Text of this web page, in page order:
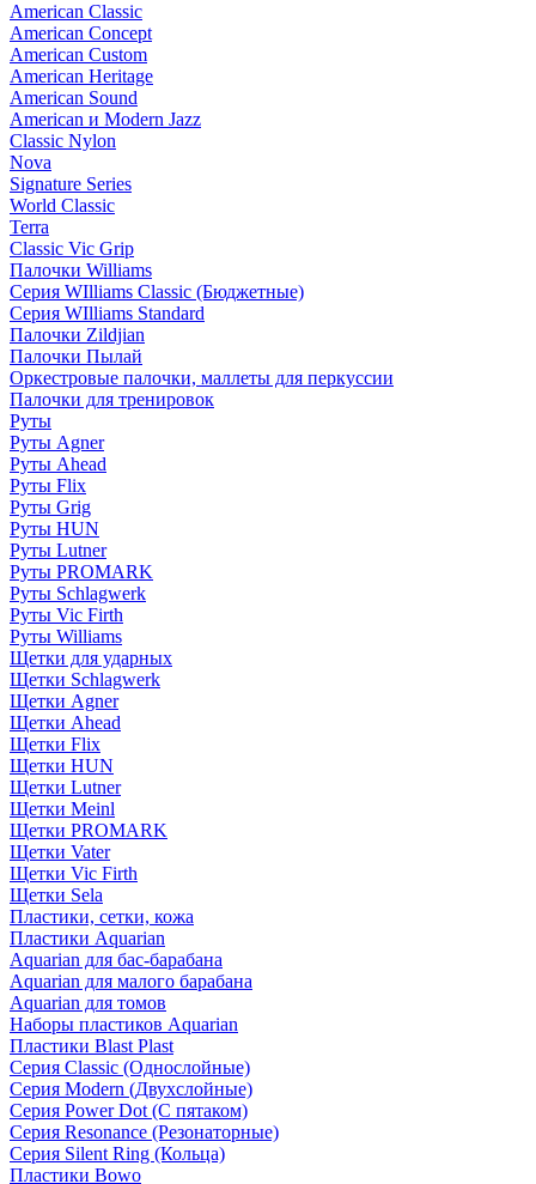
American Classic
American Concept
American Custom
American Heritage
American Sound
American и Modern Jazz
Classic Nylon
Nova
Signature Series
World Classic
Terra
Classic Vic Grip
Палочки Williams
Серия WIlliams Classic (Бюджетные)
Серия WIlliams Standard
Палочки Zildjian
Палочки Пылай
Оркестровые палочки, маллеты для перкуссии
Палочки для тренировок
Руты
Руты Agner
Руты Ahead
Руты Flix
Руты Grig
Руты HUN
Руты Lutner
Руты PROMARK
Руты Schlagwerk
Руты Vic Firth
Руты Williams
Щетки для ударных
Щетки Schlagwerk
Щетки Agner
Щетки Ahead
Щетки Flix
Щетки HUN
Щетки Lutner
Щетки Meinl
Щетки PROMARK
Щетки Vater
Щетки Vic Firth
Щетки Sela
Пластики, сетки, кожа
Пластики Aquarian
Aquarian для бас-барабана
Aquarian для малого барабана
Aquarian для томов
Наборы пластиков Aquarian
Пластики Blast Plast
Серия Classic (Однослойные)
Серия Modern (Двухслойные)
Серия Power Dot (С пятаком)
Серия Resonance (Резонаторные)
Серия Silent Ring (Кольца)
Пластики Bowo